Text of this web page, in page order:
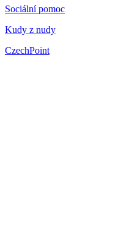
Sociální pomoc
Kudy z nudy
CzechPoint